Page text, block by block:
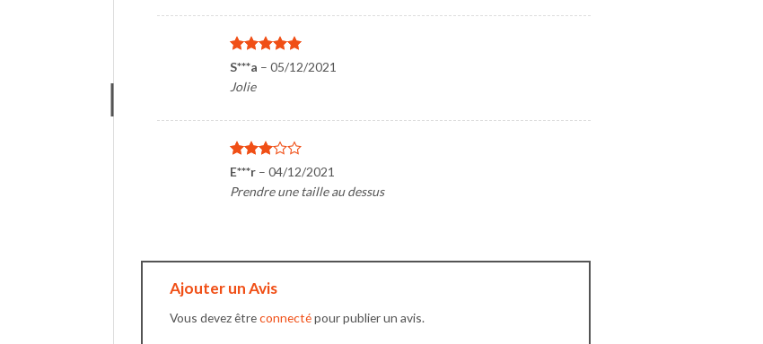
Note5sur
S***a – 05/12/2021
Jolie
Note 3
E***r – 04/12/2021
Prendre une taille au dessus
Ajouter un Avis
Vous devez êtreconnectépour publier un avis.